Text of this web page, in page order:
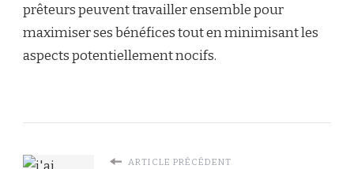
prêteurs peuvent travailler ensemble pour
maximiser ses bénéfices tout en minimisant les
aspects potentiellement nocifs.
ARTICLE PRÉCÉDENT